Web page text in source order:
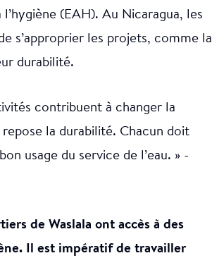
l’hygiène (EAH). Au Nicaragua, les
s’approprier les projets, comme la
durabilité.
contribuent à changer la
la durabilité. Chacun doit
usage du service de l’eau. » -
de Waslala ont accès à des
Il est impératif de travailler